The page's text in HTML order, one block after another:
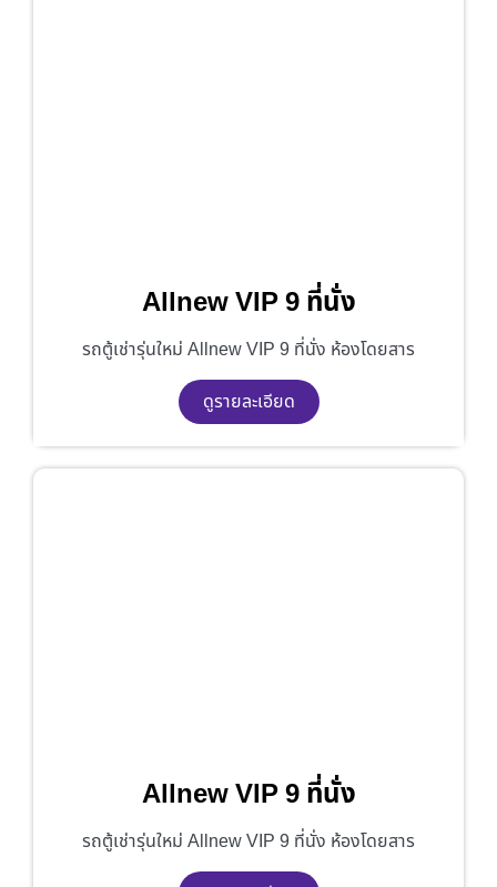
Allnew VIP 9 ที่นั่ง
รถตู้เช่ารุ่นใหม่ Allnew VIP 9 ที่นั่ง ห้องโดยสาร
ดูรายละเอียด
Allnew VIP 9 ที่นั่ง
รถตู้เช่ารุ่นใหม่ Allnew VIP 9 ที่นั่ง ห้องโดยสาร